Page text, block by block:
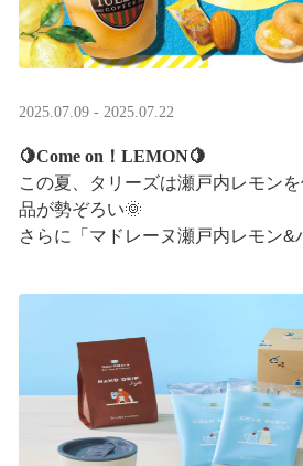
2025.07.09 - 2025.07.22
🍋Come on！LEMON🍋
この夏、タリーズは瀬戸内レモン
品が勢ぞろい🌞
さらに「マドレーヌ瀬戸内レモン&